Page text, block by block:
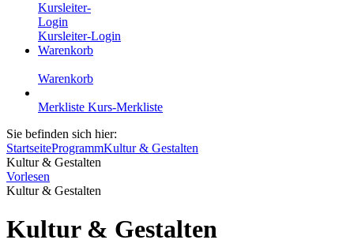
Kursleiter-
Login
Kursleiter-Login
Warenkorb
Warenkorb
Merkliste Kurs-Merkliste
Sie befinden sich hier:
StartseiteProgrammKultur & Gestalten
Kultur & Gestalten
Vorlesen
Kultur & Gestalten
Kultur & Gestalten